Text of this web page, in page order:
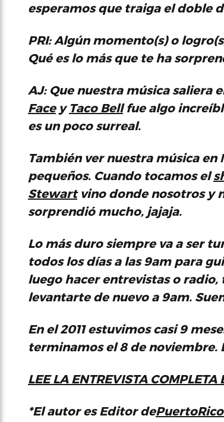
esperamos que traiga el doble
PRI: Algún momento(s) o
Qué es lo más que te ha
AJ:Que nuestra música saliera
Facey Taco Bellfue algo
es un poco surreal.
También ver nuestra música en
pequeños. Cuando tocamos el
Stewartvino donde nosotros y
sorprendió mucho, jajaja.
Lo más duro siempre va a ser
todos los días a las 9am para
luego hacer entrevistas o
levantarte de nuevo a 9am.
En el 2011 estuvimos casi 9
terminamos el 8 de noviembre.
LEE LA ENTREVISTA COMPLETA
*El autor es Editor de